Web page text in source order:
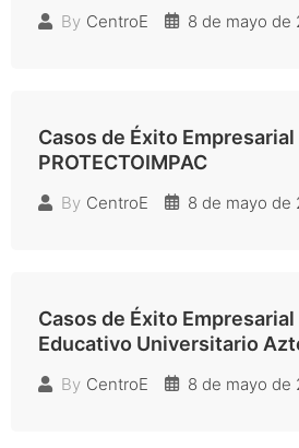
By CentroE 8 de mayo de
Casos de Éxito Empresarial |
PROTECTOIMPAC
By CentroE 8 de mayo de
Casos de Éxito
Educativo Universitario
By CentroE 8 de mayo de